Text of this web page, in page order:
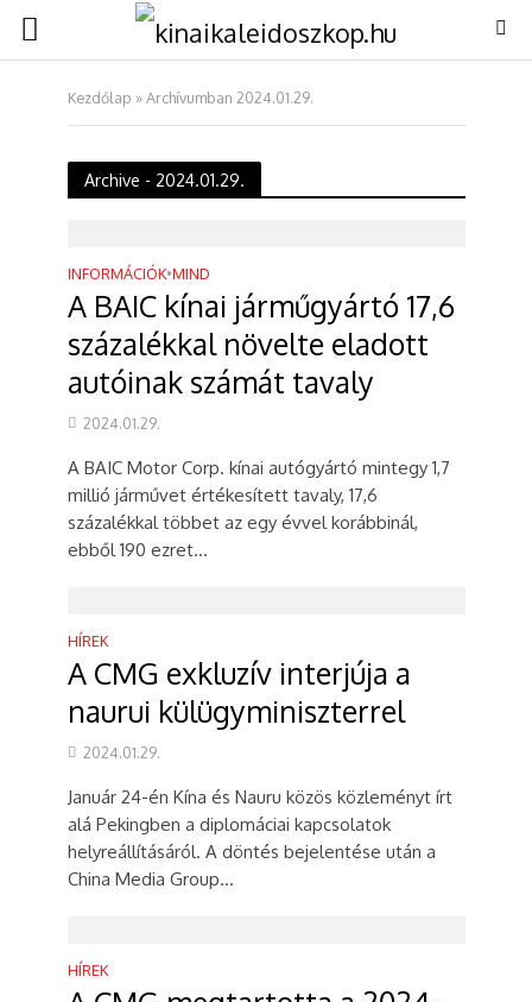
Kezdőlap »Archívumban 2024.01.29.
Archive - 2024.01.29.
INFORMÁCIÓK•MIND
A BAIC kínai járműgyártó 17,6
százalékkal növelte eladott
autóinak számát tavaly
2024.01.29.
A BAIC Motor Corp. kínai autógyártó mintegy 1,7
millió járművet értékesített tavaly, 17,6
százalékkal többet az egy évvel korábbinál,
ebből 190 ezret...
HÍREK
A CMG exkluzív interjúja a
naurui külügyminiszterrel
2024.01.29.
Január 24-én Kína és Nauru közös közleményt írt
alá Pekingben a diplomáciai kapcsolatok
helyreállításáról. A döntés bejelentése után a
China Media Group...
HÍREK